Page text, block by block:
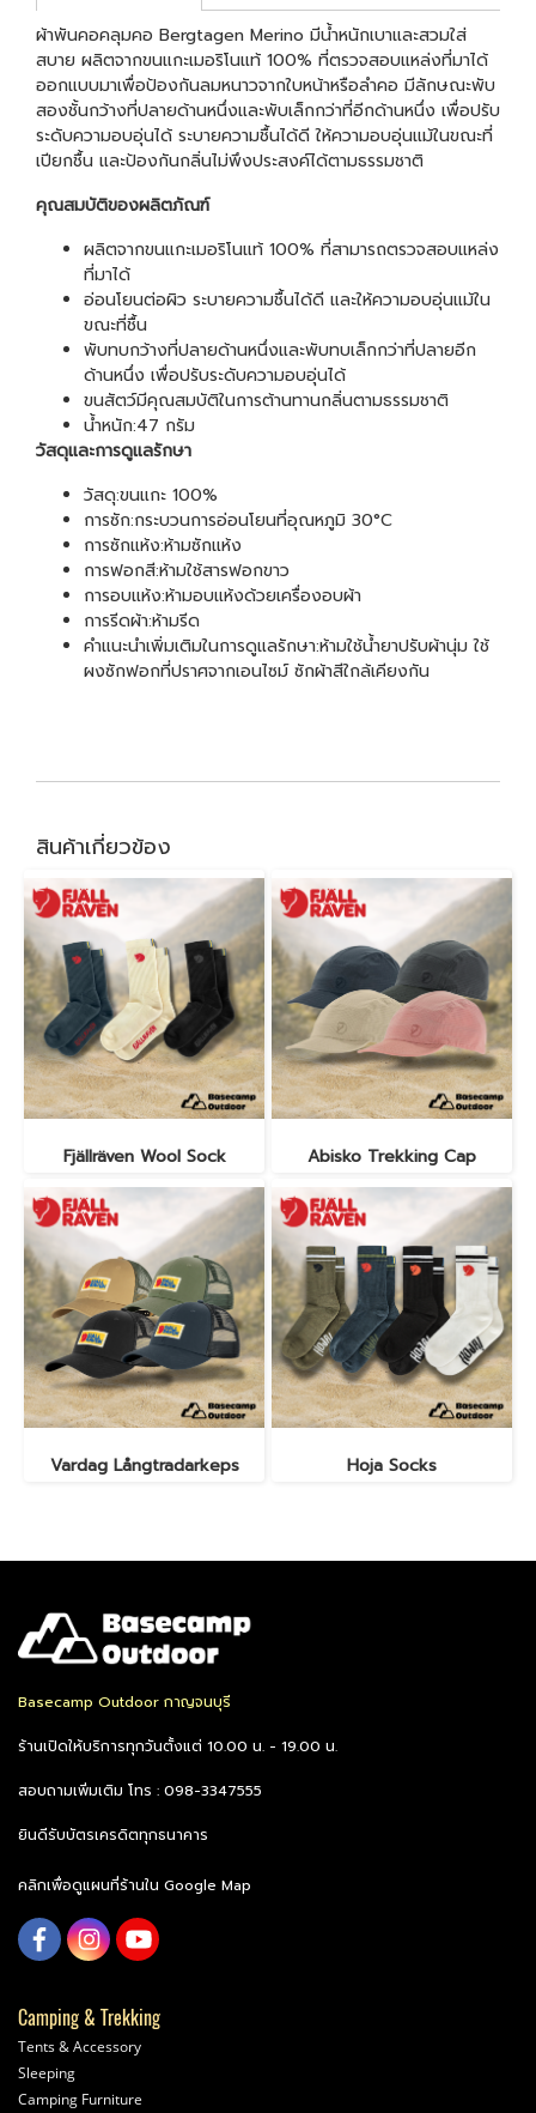
ผ้าพันคอคลุมคอ Bergtagen Merino มีน้ำหนักเบาและสวมใส่
สบาย ผลิตจากขนแกะเมอริโนแท้ 100% ที่ตรวจสอบแหล่งที่มาได้
ออกแบบมาเพื่อป้องกันลมหนาวจากใบหน้าหรือลำคอ มีลักษณะพับ
สองชั้นกว้างที่ปลายด้านหนึ่งและพับเล็กกว่าที่อีกด้านหนึ่ง เพื่อปรับ
ระดับความอบอุ่นได้ ระบายความชื้นได้ดี ให้ความอบอุ่นแม้ในขณะที่
เปียกชื้น และป้องกันกลิ่นไม่พึงประสงค์ได้ตามธรรมชาติ
คุณสมบัติของผลิตภัณฑ์
ผลิตจากขนแกะเมอริโนแท้ 100% ที่สามารถตรวจสอบแหล่ง
ที่มาได้
อ่อนโยนต่อผิว ระบายความชื้นได้ดี และให้ความอบอุ่นแม้ใน
ขณะที่ชื้น
พับทบกว้างที่ปลายด้านหนึ่งและพับทบเล็กกว่าที่ปลายอีก
ด้านหนึ่ง เพื่อปรับระดับความอบอุ่นได้
ขนสัตว์มีคุณสมบัติในการต้านทานกลิ่นตามธรรมชาติ
น้ำหนัก:47 กรัม
วัสดุและการดูแลรักษา
วัสดุ:ขนแกะ 100%
การซัก:กระบวนการอ่อนโยนที่อุณหภูมิ 30°C
การซักแห้ง:ห้ามซักแห้ง
การฟอกสี:ห้ามใช้สารฟอกขาว
การอบแห้ง:ห้ามอบแห้งด้วยเครื่องอบผ้า
การรีดผ้า:ห้ามรีด
คำแนะนำเพิ่มเติมในการดูแลรักษา:ห้ามใช้น้ำยาปรับผ้านุ่ม ใช้
ผงซักฟอกที่ปราศจากเอนไซม์ ซักผ้าสีใกล้เคียงกัน
สินค้าเกี่ยวข้อง
Fjällräven Wool Sock Abisko Trekking Cap
Vardag Långtradarkeps Hoja Socks
Basecamp Outdoor กาญจนบุรี
ร้านเปิดให้บริการทุกวันตั้งแต่ 10.00 น. - 19.00 น.
สอบถามเพิ่มเติม โทร : 098-3347555
ยินดีรับบัตรเครดิตทุกธนาคาร
คลิกเพื่อดูแผนที่ร้านใน Google Map
Camping & Trekking
Tents & Accessory
Sleeping
Camping Furniture